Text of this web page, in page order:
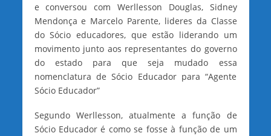
e conversou com Werllesson Douglas, Sidney
Mendonça e Marcelo Parente, lideres da Classe
do Sócio educadores, que estão liderando um
movimento junto aos representantes do governo
do estado para que seja mudado essa
nomenclatura de Sócio Educador para “Agente
Sócio Educador”
Segundo Werllesson, atualmente a função de
Sócio Educador é como se fosse à função de um